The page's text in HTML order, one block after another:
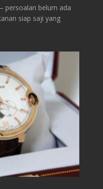
persoalan belum ada
siap saji yang